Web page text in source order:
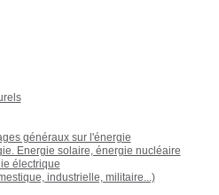
généraux sur l'énergie
Energie solaire, énergie nucléaire
électrique
industrielle, militaire...)